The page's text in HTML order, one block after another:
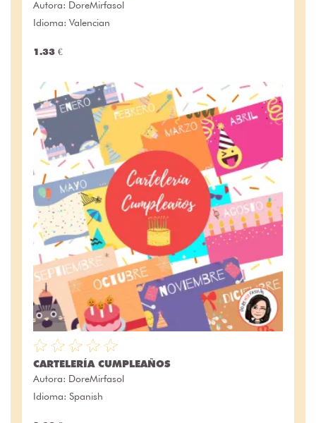
Autora: DoreMirfasol
Idioma: Valencian
1.33 €
CARTELERÍA CUMPLEAÑOS
Autora: DoreMirfasol
Idioma: Spanish